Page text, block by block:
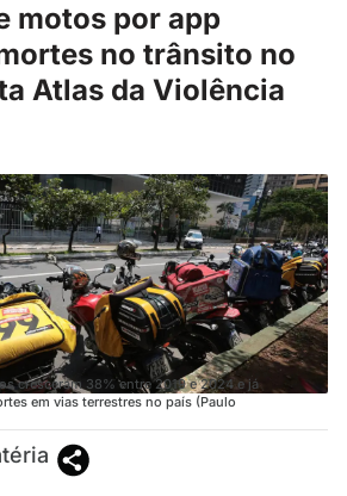
motos por app
no trânsito no
Atlas da Violência
cresceram 38% entre 2019 e 2024 e já
em vias terrestres no país (Paulo